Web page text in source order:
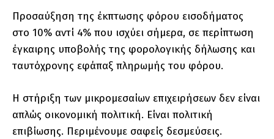
Προσαύξηση της έκπτωσης φόρου εισοδήματος
στο 10% αντί 4% που ισχύει σήμερα, σε περίπτωση
έγκαιρης υποβολής της φορολογικής δήλωσης και
ταυτόχρονης εφάπαξ πληρωμής του φόρου.
Η στήριξη των μικρομεσαίων επιχειρήσεων δεν είναι
απλώς οικονομική πολιτική. Είναι πολιτική
επιβίωσης. Περιμένουμε σαφείς δεσμεύσεις.